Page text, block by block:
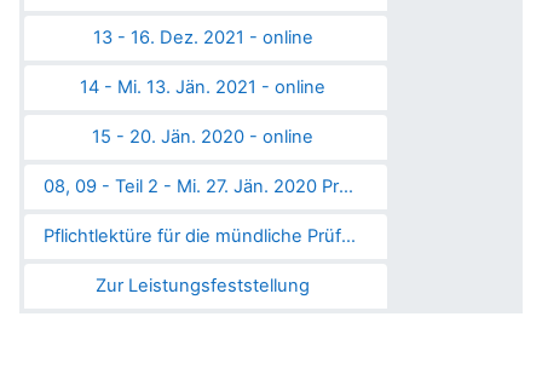
13 - 16. Dez. 2021 - online
14 - Mi. 13. Jän. 2021 - online
15 - 20. Jän. 2020 - online
08, 09 - Teil 2 - Mi. 27. Jän. 2020 Projekt "Entdecke Linz" mit Schülern/Schülerinnen des Gymnasiums der Abtei Schlierbach
Pflichtlektüre für die mündliche Prüfung
Zur Leistungsfeststellung